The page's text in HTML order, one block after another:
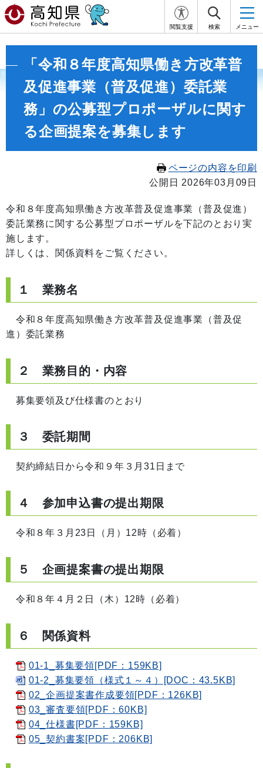
閲覧支援 検索 メニュー
「令和８年度高知県働き方改革普
及促進事業（普及促進）委託業
務」の公募型プロポーザルに関す
る企画提案を募集します
ページの内容を印刷
公開日 2026年03月09日
令和８年度高知県働き方改革普及促進事業（普及促進）
委託業務に関する公募型プロポーザルを下記のとおり実
施します。
詳しくは、関係資料をご覧ください。
１ 業務名
令和８年度高知県働き方改革普及促進事業（普及促
進）委託業務
２ 業務目的・内容
募集要領及び仕様書のとおり
３ 委託期間
契約締結日から令和９年３月31日まで
４ 参加申込書の提出期限
令和８年３月23日（月）12時（必着）
５ 企画提案書の提出期限
令和８年４月２日（木）12時（必着）
６ 関係資料
01-1_募集要領[PDF：159KB]
01-2_募集要領（様式１～４）[DOC：43.5KB]
02_企画提案書作成要領[PDF：126KB]
03_審査要領[PDF：60KB]
04_仕様書[PDF：159KB]
05_契約書案[PDF：206KB]